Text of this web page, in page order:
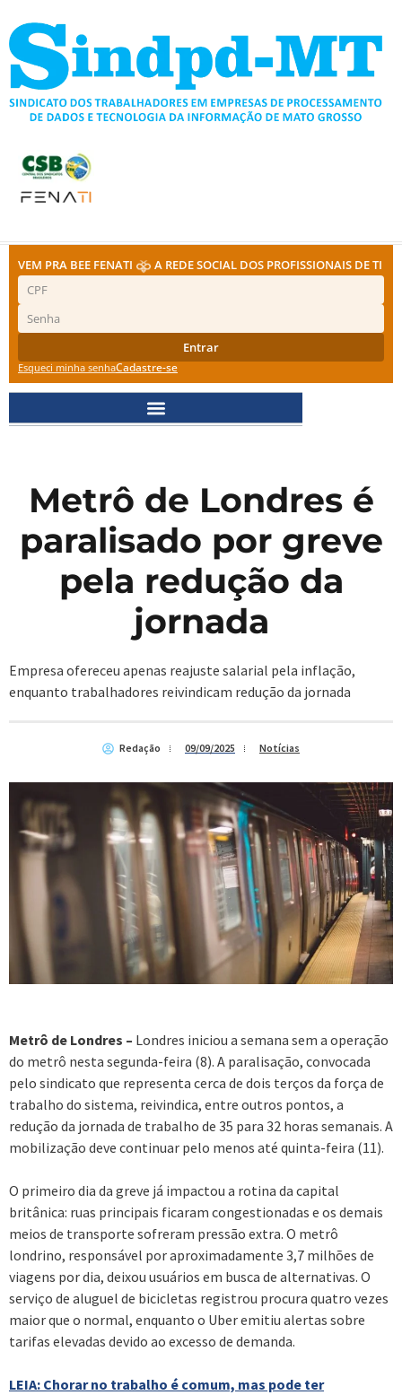
para
conteúdo
VEM PRA BEE FENATI A REDE SOCIAL DOS PROFISSIONAIS DE TI
Entrar
Esqueci minha senhaCadastre-se
Metrô de Londres é
paralisado por greve
pela redução da
jornada
Empresa ofereceu apenas reajuste salarial pela inflação,
enquanto trabalhadores reivindicam redução da jornada
Redação 09/09/2025 Notícias
Metrô de Londres – Londres iniciou a semana sem a operação
do metrô nesta segunda-feira (8). A paralisação, convocada
pelo sindicato que representa cerca de dois terços da força de
trabalho do sistema, reivindica, entre outros pontos, a
redução da jornada de trabalho de 35 para 32 horas semanais. A
mobilização deve continuar pelo menos até quinta-feira (11).
O primeiro dia da greve já impactou a rotina da capital
britânica: ruas principais ficaram congestionadas e os demais
meios de transporte sofreram pressão extra. O metrô
londrino, responsável por aproximadamente 3,7 milhões de
viagens por dia, deixou usuários em busca de alternativas. O
serviço de aluguel de bicicletas registrou procura quatro vezes
maior que o normal, enquanto o Uber emitiu alertas sobre
tarifas elevadas devido ao excesso de demanda.
LEIA: Chorar no trabalho é comum, mas pode ter